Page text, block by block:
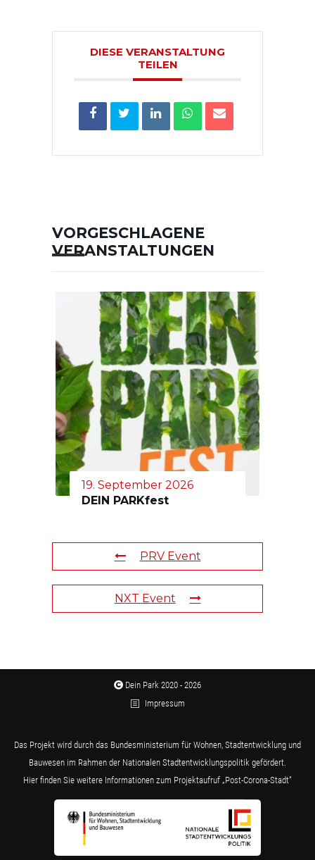
DIESE VERANSTALTUNG
TEILEN
VORGESCHLAGENE
VERANSTALTUNGEN
19. September 2026
DEIN PARKfest
PRV Event
NXT Event
Dein Park 2020 - 2026
Impressum
Das Projekt wird durch das Bundesministerium für Wohnen, Stadtentwicklung und
Bauwesen im Rahmen der Nationalen Stadtentwicklungspolitik gefördert.
Hier finden Sie weitere Informationen zum Projektaufruf „Post-Corona-Stadt“